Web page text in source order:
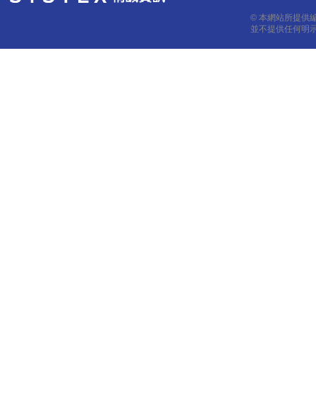
© 本網站所提供
並不提供任何明